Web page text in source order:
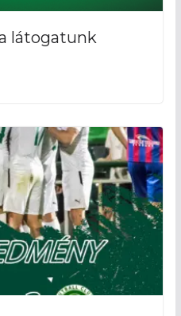
látogatunk